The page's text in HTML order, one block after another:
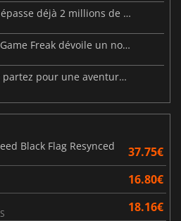
Resident Evil: Veronica dépasse déjà 2 millions de wishlists
Beast of Reincarnation : Game Freak dévoile un nouveau pari
Big Walk est disponible : partez pour une aventure entre amis
Black Flag Resynced
37.75€
16.80€
18.16€